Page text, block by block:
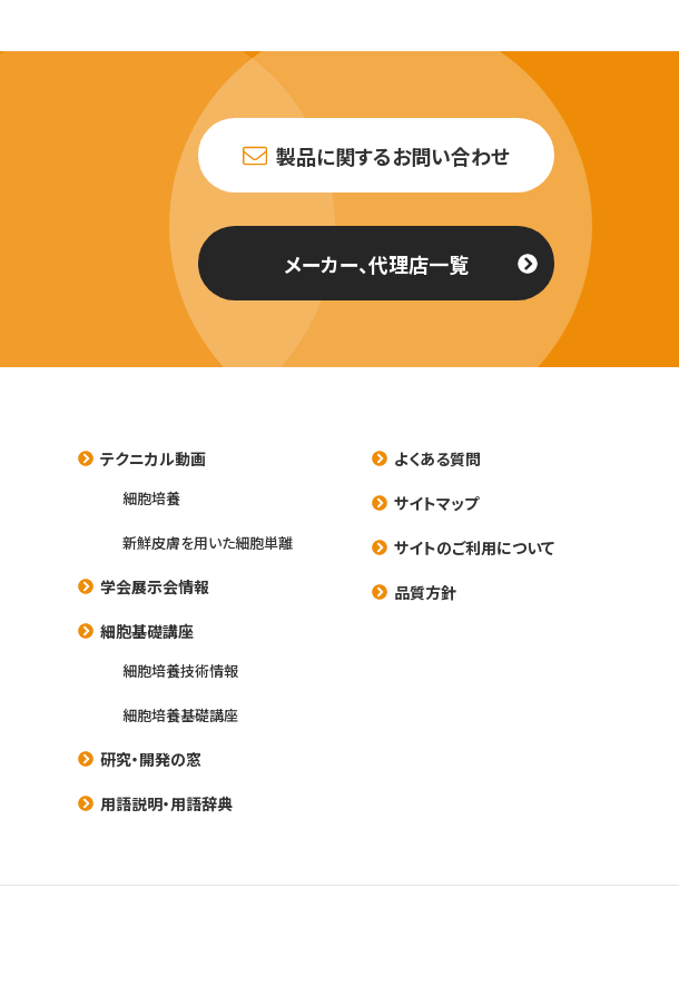
製品に関するお問い合わせ
メーカー、代理店一覧
テクニカル動画
細胞培養
新鮮皮膚を用いた細胞単離
学会展示会情報
細胞基礎講座
細胞培養技術情報
細胞培養基礎講座
研究・開発の窓
用語説明・用語辞典
よくある質問
サイトマップ
サイトのご利用について
品質方針